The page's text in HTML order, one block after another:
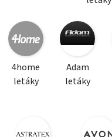
4home
letáky
Adam
letáky